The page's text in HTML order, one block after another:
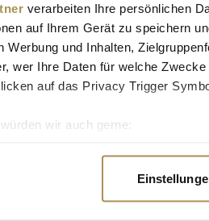
verarbeiten Ihre persönlichen
auf Ihrem Gerät zu speichern
Werbung und Inhalten,
wer Ihre Daten für welche
auf das Privacy Trigger
wir auch gerne:
wie Ihre persönlichen Daten
Bereichen der
zu den Themen
Z.B. Digitalisierung im
und
Panels: "Workskills der
die digitale
an die Digitalisierung".
dem Publikum eine ideale
den Workshops
der neuen digitalen Tools